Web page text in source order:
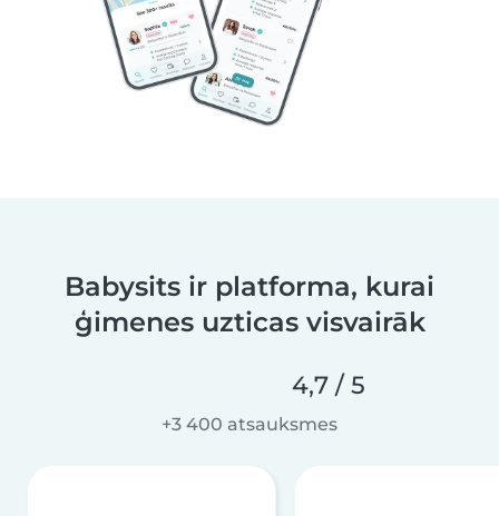
Babysits ir platforma, kurai
ģimenes uzticas visvairāk
4,7 / 5
+3 400 atsauksmes